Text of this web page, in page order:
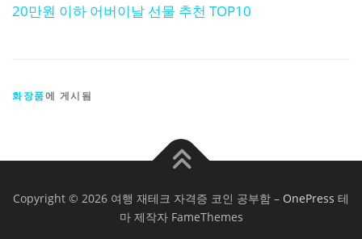
20만원 이하 어버이날 선물 추천 TOP10
화장품에 게시됨
Copyright © 2026 여행 재테크 자격증 코인 공부함 – OnePress 테
마 제작자 FameThemes